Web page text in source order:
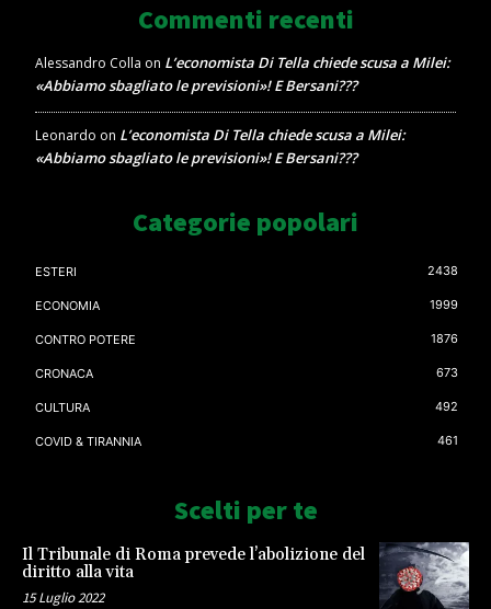
Commenti recenti
Alessandro Colla on L’economista Di Tella chiede scusa a Milei:
«Abbiamo sbagliato le previsioni»! E Bersani???
Leonardo on L’economista Di Tella chiede scusa a Milei:
«Abbiamo sbagliato le previsioni»! E Bersani???
Categorie popolari
ESTERI 2438
ECONOMIA 1999
CONTRO POTERE 1876
CRONACA 673
CULTURA 492
COVID & TIRANNIA 461
Scelti per te
Il Tribunale di Roma prevede l’abolizione del
diritto alla vita
15 Luglio 2022